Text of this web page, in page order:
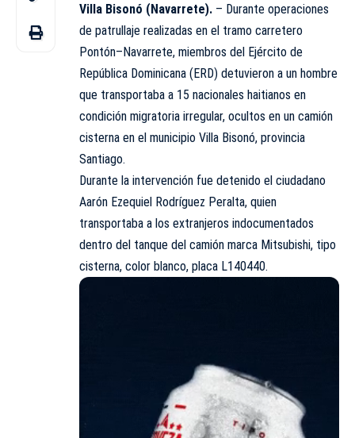
Villa Bisonó (Navarrete). – Durante operaciones
de patrullaje realizadas en el tramo carretero
Pontón–Navarrete, miembros del Ejército de
República Dominicana (ERD) detuvieron a un hombre
que transportaba a 15 nacionales haitianos en
condición migratoria irregular, ocultos en un camión
cisterna en el municipio Villa Bisonó, provincia
Santiago.
Durante la intervención fue detenido el ciudadano
Aarón Ezequiel Rodríguez Peralta, quien
transportaba a los extranjeros indocumentados
dentro del tanque del camión marca Mitsubishi, tipo
cisterna, color blanco, placa L140440.